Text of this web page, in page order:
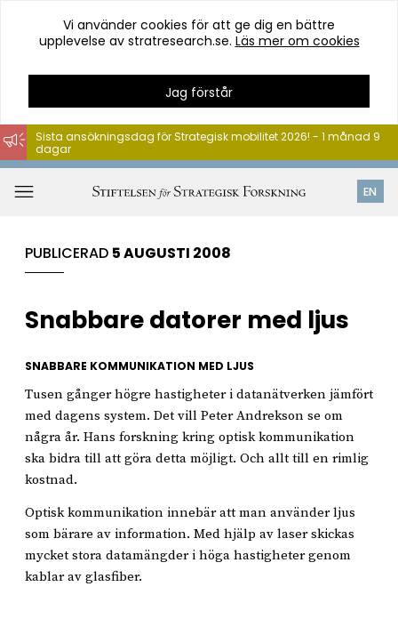
Hoppa
till
innehåll
Vi använder cookies för att ge dig en bättre
upplevelse av stratresearch.se. Läs mer om cookies
Jag förstår
EN
Sista ansökningsdag för Strategisk mobilitet 2026! - 1 månad 9
dagar
PUBLICERAD 5 AUGUSTI 2008
Snabbare datorer med ljus
SNABBARE KOMMUNIKATION MED LJUS
Tusen gånger högre hastigheter i datanätverken jämfört
med dagens system. Det vill Peter Andrekson se om
några år. Hans forskning kring optisk kommunikation
ska bidra till att göra detta möjligt. Och allt till en rimlig
kostnad.
Optisk kommunikation innebär att man använder ljus
som bärare av information. Med hjälp av laser skickas
mycket stora datamängder i höga hastigheter genom
kablar av glasfiber.